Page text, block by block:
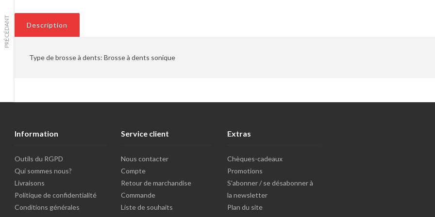
PRÉCÉDANT Description
Type de brosse à dents: Brosse à dents sonique
Information
Outils du RGPD
Qui sommes nous?
Livraisons
Politique de confidentialité
Conditions générales
Service client
Nous contacter
Compte
Retour de marchandise
Commande
Liste de souhaits
Extras
Chèques-cadeaux
Promotions
S'abonner / se désabonner à
la newsletter
Plan du site